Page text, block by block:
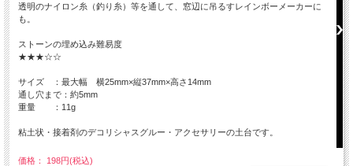
透明のナイロン糸（釣り糸）等を通して、窓辺に吊るすレインボーメーカーに
も。
ストーンの埋め込み難易度
★★★☆☆
サイズ ：最大幅 横25mm×縦37mm×高さ14mm
通し穴まで：約5mm
重量 ：11g
粘土状・接着剤のデコリシャスグルー・アクセサリーの土台です。
価格： 198円(税込)